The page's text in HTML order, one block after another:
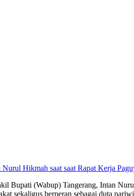
Hikmah saat saat Rapat Kerja
Bupati (Wabup) Tangerang, Intan
sekaligus berperan sebagai duta